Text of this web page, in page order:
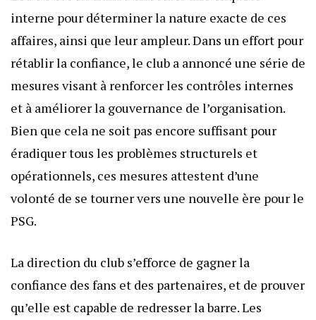
interne pour déterminer la nature exacte de ces
affaires, ainsi que leur ampleur. Dans un effort pour
rétablir la confiance, le club a annoncé une série de
mesures visant à renforcer les contrôles internes
et à améliorer la gouvernance de l’organisation.
Bien que cela ne soit pas encore suffisant pour
éradiquer tous les problèmes structurels et
opérationnels, ces mesures attestent d’une
volonté de se tourner vers une nouvelle ère pour le
PSG.
La direction du club s’efforce de gagner la
confiance des fans et des partenaires, et de prouver
qu’elle est capable de redresser la barre. Les